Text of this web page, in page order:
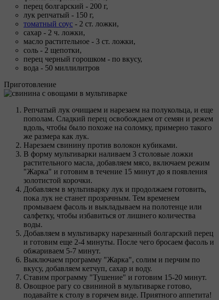
перец болгарский - 200 г,
лук репчатый - 150 г,
томатный соус - 2 ст. ложки,
сахар - 2 ч. ложки,
масло растительное - 3 ст. ложки,
соль - 2 щепотки,
перец черный горошком - по вкусу,
вода - 50 миллилитров
Приготовление
Репчатый лук очищаем и нарезаем на полукольца, и еще
пополам. Сладкий перец освобождаем от семян и режем
вдоль, чтобы было похоже на соломку, примерно такого
же размера как лук.
Нарезаем свинину против волокон кубиками.
В форму мультиварки наливаем 3 столовые ложки
растительного масла, добавляем мясо, включаем режим
"Жарка" и готовим в течение 15 минут до я появления
золотистой корочки.
Добавляем в мультиварку лук и продолжаем готовить,
пока лук не станет прозрачным. Тем временем
промываем фасоль и выкладываем на полотенце или
салфетку, чтобы избавиться от лишнего количества
воды.
Добавляем в мультиварку нарезанный болгарский перец
и готовим еще 2-4 минуты. После чего бросаем фасоль и
обжариваем 5-7 минут.
Выключаем программу "Жарка", солим и перчим по
вкусу, добавляем кетчуп, сахар и воду.
Ставим программу "Тушение" и готовим 15-20 минут.
Овощное рагу со свининой в мультиварке готово,
подавайте к столу в горячем виде. Приятного аппетита!